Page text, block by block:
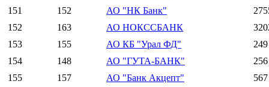
151
152 АО "НК Банк"
152
163 АО НОКССБАНК
153
155 АО КБ "Урал ФД"
249
154
148 АО "ГУТА-БАНК"
256
155
157 АО "Банк Акцепт" 567